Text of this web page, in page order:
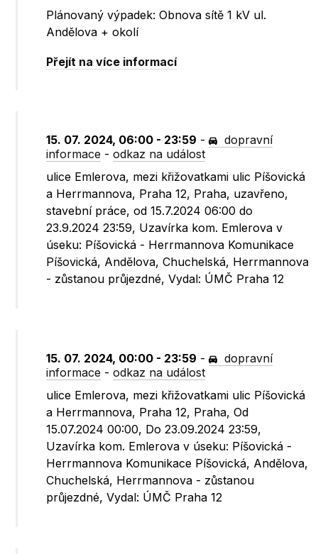
Plánovaný výpadek: Obnova sítě 1 kV ul.
Andělova + okolí
Přejít na více informací
15. 07. 2024, 06:00 - 23:59 -
dopravní
informace -odkaz na událost
ulice Emlerova, mezi křižovatkami ulic Píšovická
a Herrmannova, Praha 12, Praha, uzavřeno,
stavební práce, od 15.7.2024 06:00 do
23.9.2024 23:59, Uzavírka kom. Emlerova v
úseku: Píšovická - Herrmannova Komunikace
Píšovická, Andělova, Chuchelská, Herrmannova
- zůstanou průjezdné, Vydal: ÚMČ Praha 12
15. 07. 2024, 00:00 - 23:59 -
dopravní
informace -odkaz na událost
ulice Emlerova, mezi křižovatkami ulic Píšovická
a Herrmannova, Praha 12, Praha, Od
15.07.2024 00:00, Do 23.09.2024 23:59,
Uzavírka kom. Emlerova v úseku: Píšovická -
Herrmannova Komunikace Píšovická, Andělova,
Chuchelská, Herrmannova - zůstanou
průjezdné, Vydal: ÚMČ Praha 12